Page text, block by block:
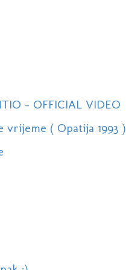
- OFFICIAL VIDEO
vrijeme ( Opatija 1993 )